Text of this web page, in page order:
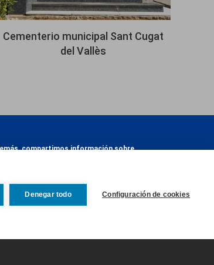
Cementerio municipal Sant Cugat
del Vallès
Denegar todo Configuración de cookies
compartimos información sobre
les haya proporcionado o que
Revocar